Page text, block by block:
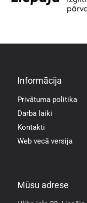
Informācija
Privātuma politika
Darba laiki
Kontakti
Web vecā versija
Mūsu adrese